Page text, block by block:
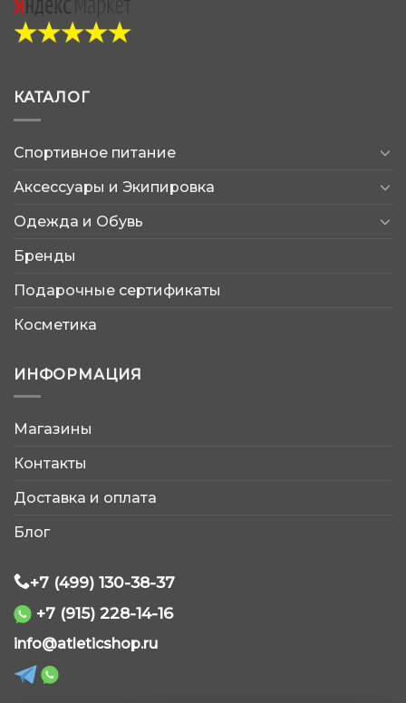
КАТАЛОГ
Спортивное питание
Аксессуары и Экипировка
Одежда и Обувь
Бренды
Подарочные сертификаты
Косметика
ИНФОРМАЦИЯ
Магазины
Контакты
Доставка и оплата
Блог
+7 (499) 130-38-37
+7 (915) 228-14-16
info@atleticshop.ru